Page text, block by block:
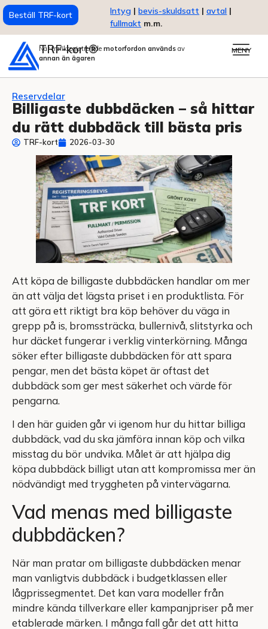
Beställ TRF-kort Intyg | bevis-skuldsatt | avtal |
fullmakt m.m.
TRF-kort®
När trafikregistrerade motorfordon används av
annan än ägaren
MENY
Reservdelar
Billigaste dubbdäcken – så hittar
du rätt dubbdäck till bästa pris
TRF-kort 2026-03-30
Att köpa de billigaste dubbdäcken handlar om mer
än att välja det lägsta priset i en produktlista. För
att göra ett riktigt bra köp behöver du väga in
grepp på is, bromssträcka, bullernivå, slitstyrka och
hur däcket fungerar i verklig vinterkörning. Många
söker efter billigaste dubbdäcken för att spara
pengar, men det bästa köpet är oftast det
dubbdäck som ger mest säkerhet och värde för
pengarna.
I den här guiden går vi igenom hur du hittar billiga
dubbdäck, vad du ska jämföra innan köp och vilka
misstag du bör undvika. Målet är att hjälpa dig
köpa dubbdäck billigt utan att kompromissa mer än
nödvändigt med tryggheten på vintervägarna.
Vad menas med billigaste
dubbdäcken?
När man pratar om billigaste dubbdäcken menar
man vanligtvis dubbdäck i budgetklassen eller
lågprissegmentet. Det kan vara modeller från
mindre kända tillverkare eller kampanjpriser på mer
etablerade märken. I många fall går det att hitta